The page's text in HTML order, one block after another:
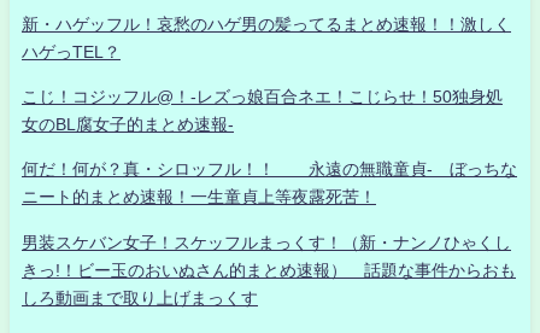
新・ハゲッフル！哀愁のハゲ男の髪ってるまとめ速報！！激しく
ハゲっTEL？
こじ！コジッフル@！-レズっ娘百合ネエ！こじらせ！50独身処
女のBL腐女子的まとめ速報-
何だ！何が？真・シロッフル！！ 永遠の無職童貞- ぼっちな
ニート的まとめ速報！一生童貞上等夜露死苦！
男装スケバン女子！スケッフルまっくす！（新・ナンノひゃくし
きっ!！ビー玉のおいぬさん的まとめ速報） 話題な事件からおも
しろ動画まで取り上げまっくす